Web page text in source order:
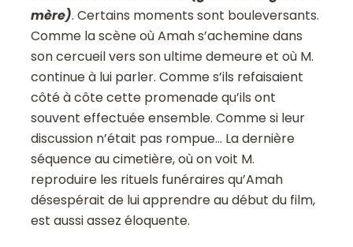
mère). Certains moments sont bouleversants.
Comme la scène où Amah s’achemine dans
son cercueil vers son ultime demeure et où M.
continue à lui parler. Comme s’ils refaisaient
côté à côte cette promenade qu’ils ont
souvent effectuée ensemble. Comme si leur
discussion n’était pas rompue… La dernière
séquence au cimetière, où on voit M.
reproduire les rituels funéraires qu’Amah
désespérait de lui apprendre au début du film,
est aussi assez éloquente.